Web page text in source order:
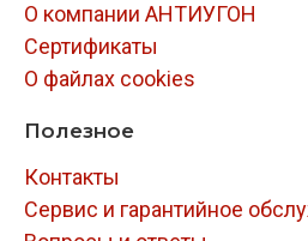
О компании АНТИУГОН
Сертификаты
О файлах cookies
Полезное
Контакты
Сервис и гарантийное